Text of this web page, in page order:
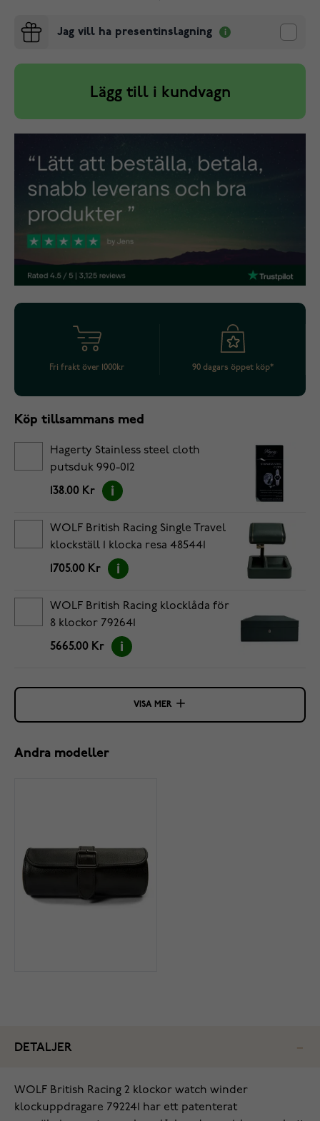
Jag vill ha presentinslagning
Lägg till i kundvagn
Fri frakt över 1000kr 90 dagars öppet köp*
Köp tillsammans med
Hagerty Stainless steel cloth
putsduk 990-012
138.00 Kr
WOLF British Racing Single Travel
klockställ 1 klocka resa 485441
1705.00 Kr
WOLF British Racing klocklåda för
8 klockor 792641
5665.00 Kr
VISA MER
Andra modeller
DETALJER
WOLF British Racing 2 klockor watch winder
klockuppdragare 792241 har ett patenterat